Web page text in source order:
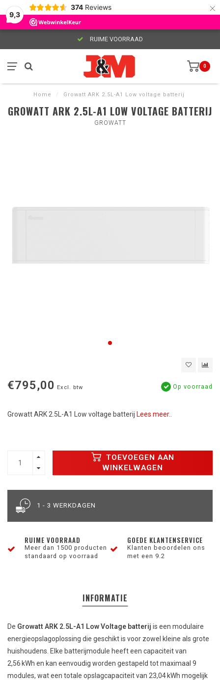
9,3
374 Reviews ×
RUIME VOORRAAD
0
Home / Growatt ARK 2.5L-A1 Low voltage batterij
GROWATT ARK 2.5L-A1 LOW VOLTAGE BATTERIJ
GROWATT
€795,00 Excl. btw Op voorraad
Growatt ARK 2.5L-A1 Low voltage batterij Lees meer..
TOEVOEGEN AAN
WINKELWAGEN
1 - 3 WERKDAGEN
RUIME VOORRAAD
Meer dan 1500 producten
standaard op voorraad
GOEDE KLANTENSERVICE
Klanten beoordelen ons
met een 9.2
INFORMATIE
De Growatt ARK 2.5L-A1 Low Voltage batterij is een modulaire
energieopslagoplossing die geschikt is voor zowel kleine als grote
huishoudens. Elke batterijmodule heeft een capaciteit van
2,56 kWh en kan eenvoudig worden gestapeld tot maximaal 9
modules, wat een totale opslagcapaciteit van 23,04 kWh mogelijk